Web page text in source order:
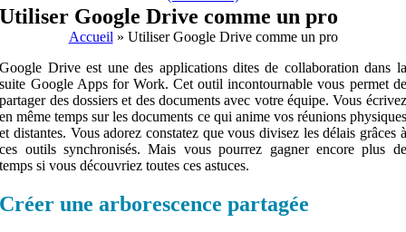
Utiliser Google Drive comme un pro
Accueil » Utiliser Google Drive comme un pro
Google Drive est une des applications dites de collaboration dans la
suite Google Apps for Work. Cet outil incontournable vous permet de
partager des dossiers et des documents avec votre équipe. Vous écrivez
en même temps sur les documents ce qui anime vos réunions physiques
et distantes. Vous adorez constatez que vous divisez les délais grâces à
ces outils synchronisés. Mais vous pourrez gagner encore plus de
temps si vous découvriez toutes ces astuces.
Créer une arborescence partagée